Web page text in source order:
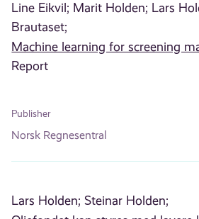
Line Eikvil; Marit Holden; Lars
Brautaset;
Machine learning for screening
Report
Publisher
Norsk Regnesentral
Lars Holden; Steinar Holden;